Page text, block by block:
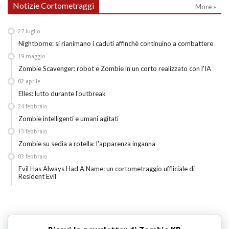
Notizie Cortometraggi More »
Nightborne: si rianimano i caduti affinchè continuino a combattere
27 luglio
Zombie Scavenger: robot e Zombie in un corto realizzato con l'IA
19 maggio
Elles: lutto durante l'outbreak
02 aprile
Zombie intelligenti e umani agitati
24 febbraio
Zombie su sedia a rotella: l'apparenza inganna
13 febbraio
Evil Has Always Had A Name: un cortometraggio uffiiciale di
Resident Evil
03 febbraio